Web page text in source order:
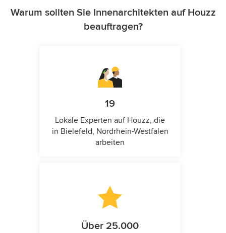
Warum sollten Sie Innenarchitekten auf Houzz
beauftragen?
19
Lokale Experten auf Houzz, die
in Bielefeld, Nordrhein-Westfalen
arbeiten
Über 25.000